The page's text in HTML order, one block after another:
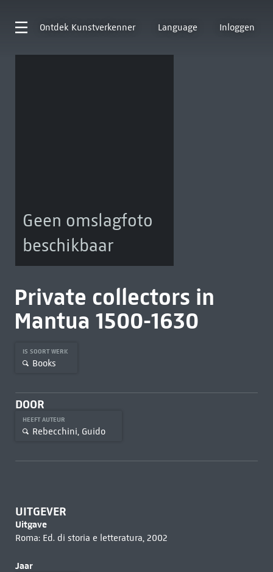
Ontdek Kunstverkenner Language Inloggen
Geen omslagfoto
beschikbaar
Private collectors in
Mantua 1500-1630
IS SOORT WERK
Books
DOOR
HEEFT AUTEUR
Rebecchini, Guido
UITGEVER
Uitgave
Roma: Ed. di storia e letteratura, 2002
Jaar